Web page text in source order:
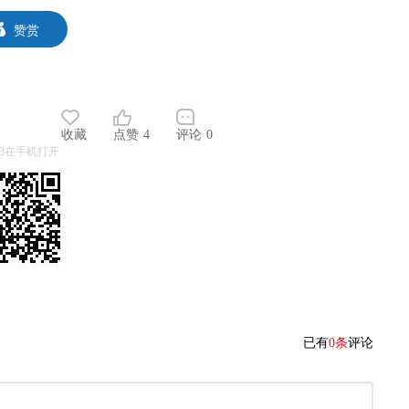
赞赏
收藏 点赞 4 评论 0
在手机打开
已有0条评论